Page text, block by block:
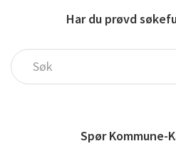
Har du prøvd
Spør Kommune-